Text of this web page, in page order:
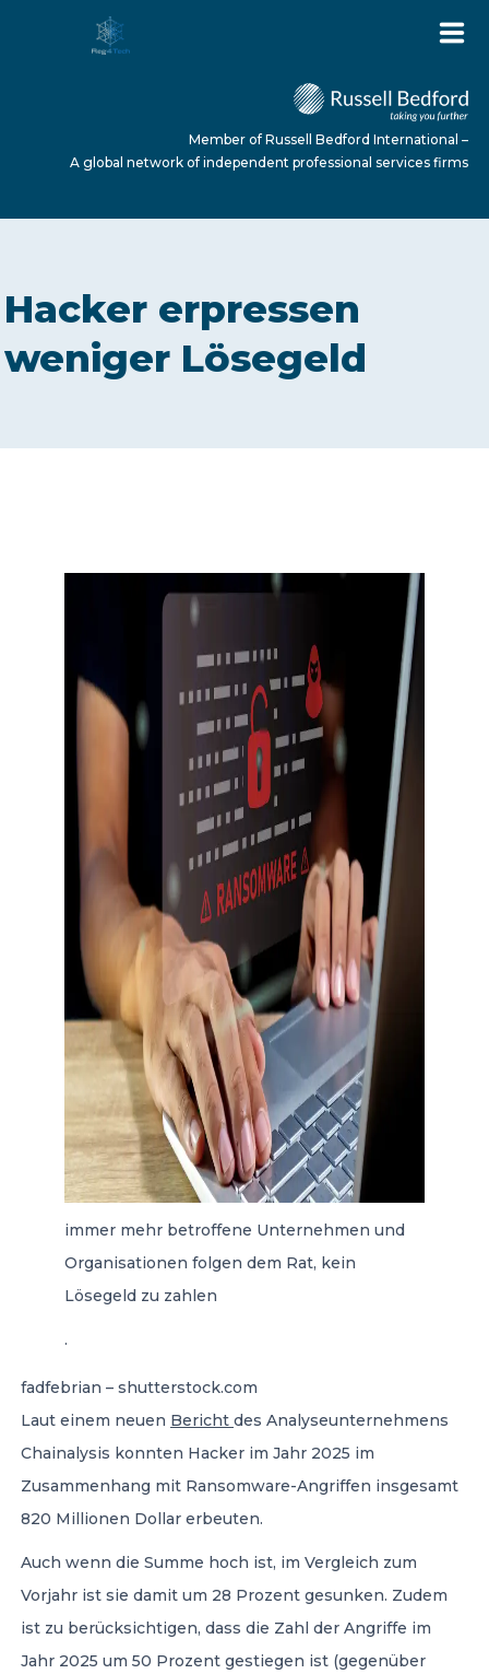
ABOUT US
Member of Russell Bedford International –
A global network of independent professional
Member of Russell Bedford International –
A global network of independent professional services firms
Hacker erpressen
weniger Lösegeld
immer mehr betroffene Unternehmen und
Organisationen folgen dem Rat, kein
Lösegeld zu zahlen
.
fadfebrian – shutterstock.com
Laut einem neuen Bericht des Analyseunternehmens
Chainalysis konnten Hacker im Jahr 2025 im
Zusammenhang mit Ransomware-Angriffen insgesamt
820 Millionen Dollar erbeuten.
Auch wenn die Summe hoch ist, im Vergleich zum
Vorjahr ist sie damit um 28 Prozent gesunken. Zudem
ist zu berücksichtigen, dass die Zahl der Angriffe im
Jahr 2025 um 50 Prozent gestiegen ist (gegenüber